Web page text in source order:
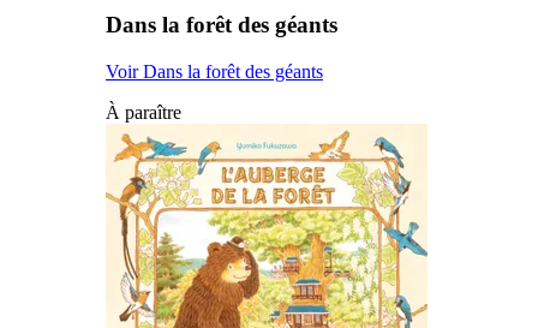
Dans la forêt des géants
Voir Dans la forêt des géants
À paraître